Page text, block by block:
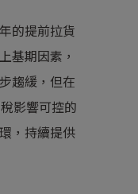
的提前拉貨
基期因素，
趨緩，但在
影響可控的
，持續提供